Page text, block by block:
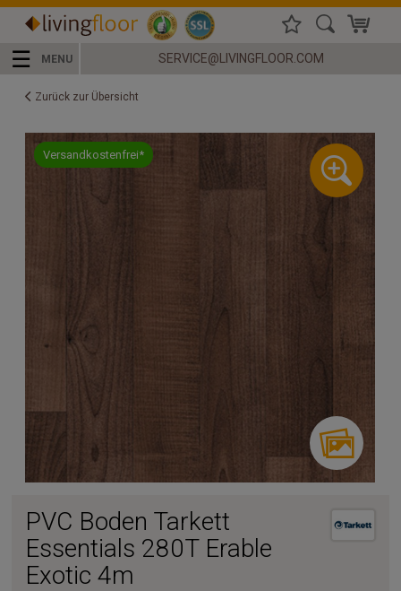
☰ MENU SERVICE@LIVINGFLOOR.COM
Zurück zur Übersicht
Versandkostenfrei*
PVC Boden Tarkett
Essentials 280T Erable
Exotic 4m